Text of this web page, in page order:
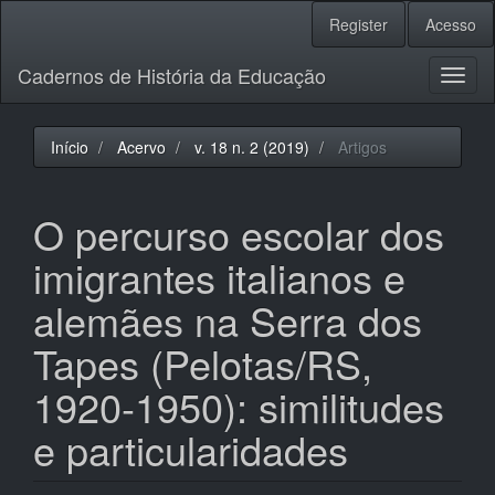
principal
Barra
Lateral
Register Acesso
Cadernos de História da Educação
Início Acervo v. 18 n. 2 (2019) Artigos
O percurso escolar dos
imigrantes italianos e
alemães na Serra dos
Tapes (Pelotas/RS,
1920-1950): similitudes
e particularidades